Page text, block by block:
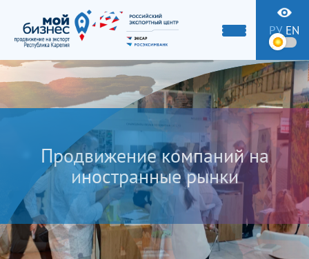
РУ EN
Продвижение компаний на
иностранные рынки